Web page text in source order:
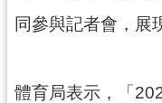
同參與記者會，展
體育局表示，「